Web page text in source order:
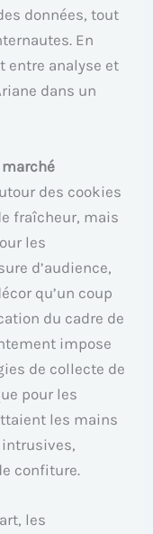
données, tout
En
entre analyse et
dans un
des cookies
fraîcheur, mais
les
d’audience,
qu’un coup
du cadre de
impose
de collecte de
pour les
les mains
intrusives,
confiture.
les